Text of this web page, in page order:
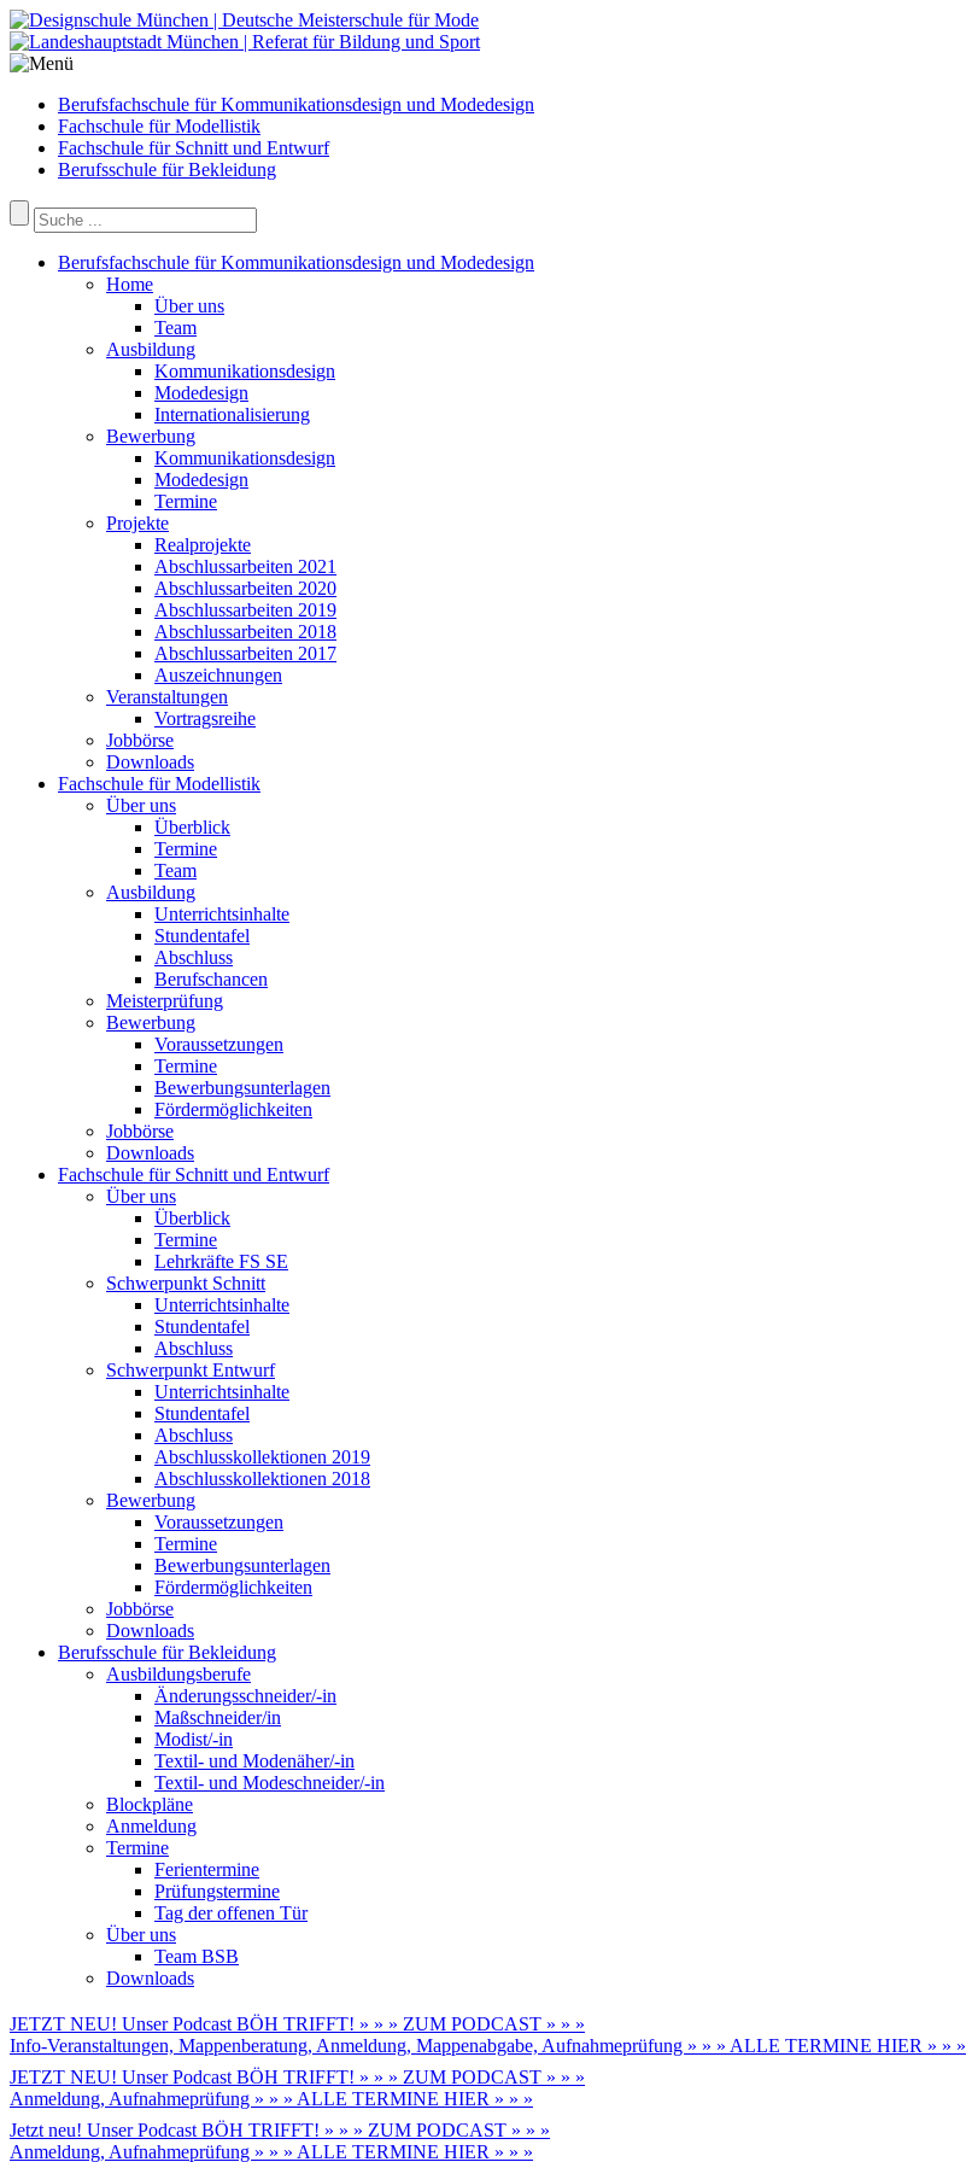
Berufsfachschule für Kommunikationsdesign und Modedesign
Fachschule für Modellistik
Fachschule für Schnitt und Entwurf
Berufsschule für Bekleidung
Berufsfachschule für Kommunikationsdesign und Modedesign
Home
Über uns
Team
Ausbildung
Kommunikationsdesign
Modedesign
Internationalisierung
Bewerbung
Kommunikationsdesign
Modedesign
Termine
Projekte
Realprojekte
Abschlussarbeiten 2021
Abschlussarbeiten 2020
Abschlussarbeiten 2019
Abschlussarbeiten 2018
Abschlussarbeiten 2017
Auszeichnungen
Veranstaltungen
Vortragsreihe
Jobbörse
Downloads
Fachschule für Modellistik
Über uns
Überblick
Termine
Team
Ausbildung
Unterrichtsinhalte
Stundentafel
Abschluss
Berufschancen
Meisterprüfung
Bewerbung
Voraussetzungen
Termine
Bewerbungsunterlagen
Fördermöglichkeiten
Jobbörse
Downloads
Fachschule für Schnitt und Entwurf
Über uns
Überblick
Termine
Lehrkräfte FS SE
Schwerpunkt Schnitt
Unterrichtsinhalte
Stundentafel
Abschluss
Schwerpunkt Entwurf
Unterrichtsinhalte
Stundentafel
Abschluss
Abschlusskollektionen 2019
Abschlusskollektionen 2018
Bewerbung
Voraussetzungen
Termine
Bewerbungsunterlagen
Fördermöglichkeiten
Jobbörse
Downloads
Berufsschule für Bekleidung
Ausbildungsberufe
Änderungsschneider/-in
Maßschneider/in
Modist/-in
Textil- und Modenäher/-in
Textil- und Modeschneider/-in
Blockpläne
Anmeldung
Termine
Ferientermine
Prüfungstermine
Tag der offenen Tür
Über uns
Team BSB
Downloads
JETZT NEU! Unser Podcast BÖH TRIFFT! » » » ZUM PODCAST » » »
Info-Veranstaltungen, Mappenberatung, Anmeldung, Mappenabgabe, Aufnahmeprüfung » » » ALLE TERMINE HIER » » »
JETZT NEU! Unser Podcast BÖH TRIFFT! » » » ZUM PODCAST » » »
Anmeldung, Aufnahmeprüfung » » » ALLE TERMINE HIER » » »
Jetzt neu! Unser Podcast BÖH TRIFFT! » » » ZUM PODCAST » » »
Anmeldung, Aufnahmeprüfung » » » ALLE TERMINE HIER » » »